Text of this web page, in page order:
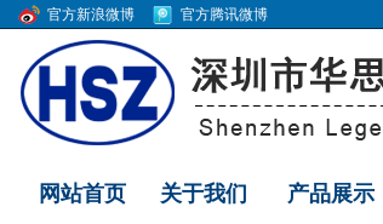
官方新浪微博 官方腾讯微博
网站首页 关于我们 产品展示